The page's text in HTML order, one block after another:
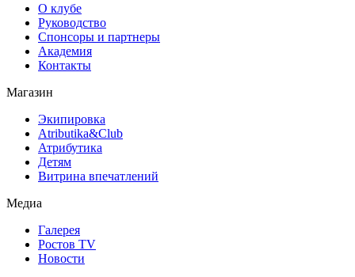
О клубе
Руководство
Спонсоры и партнеры
Академия
Контакты
Магазин
Экипировка
Atributika&Club
Атрибутика
Детям
Витрина впечатлений
Медиа
Галерея
Ростов TV
Новости